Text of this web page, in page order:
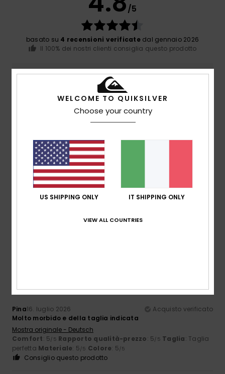
/5
basato su 4 recensioni verificatedal gennaio 2026
Il 100% dei nostri clienti consiglia questo prodotto
Comfort
4.5
Rapporto qualità-prezzo
4.5
Taglia
Troppo piccoloTroppo grande
Pina16. luglio 2026
Acquisto verificato
Molto morbido e della taglia indicata
Mostra originale - Deutsch
Comfort: 5/5 Rapporto qualità-prezzo: 5/5 Taglia: Taglia
perfetta Materiale: 5/5 Colore: 5/5
Consiglio questo prodotto
WELCOME TO QUIKSILVER
Choose your country
US SHIPPING ONLY IT SHIPPING ONLY
VIEW ALL COUNTRIES